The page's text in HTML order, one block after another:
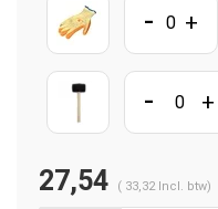
- +
- +
27,54 ( 33,32 Incl. btw)